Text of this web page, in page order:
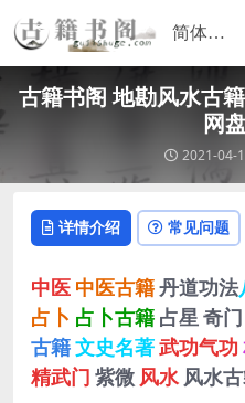
古籍书阁 地勘风水古
网
2021-04-
详情介绍 常见问题
中医 中医古籍丹道功法
占卜 占卜古籍 占星 奇门
古籍文史名著武功气功
精武门 紫微 风水 风水